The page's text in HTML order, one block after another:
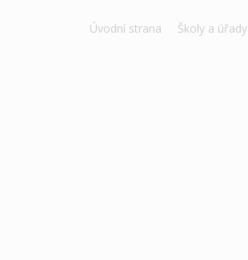
Úvodní strana Školy a úřady